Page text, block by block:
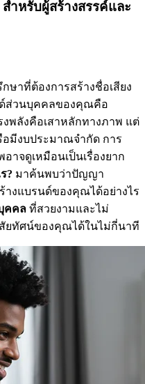
ำหรับผู้สร้างสรรค์และ
ษาที่ต้องการสร้างชื่อเสียง
ส่วนบุคคลของคุณคือ
พลังคือเสาหลักทางภาพ แต่
มีงบประมาณจำกัด การ
าจดูเหมือนเป็นเรื่องยาก
? มาค้นพบว่าปัญญา
างแบรนด์ของคุณได้อย่างไร
คคล ที่สวยงามและไม่
ยทัศน์ของคุณได้ในไม่กี่นาที